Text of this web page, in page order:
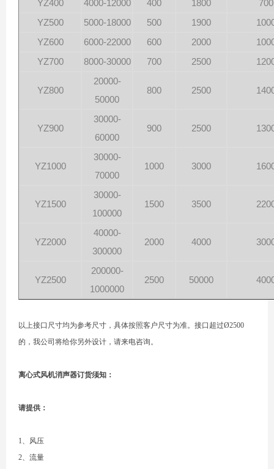
YZ400
4000-12000 400 1800
700
YZ500
5000-18000 500 1900
YZ600
6000-22000 600 2000
YZ700
8000-30000 700 2500
YZ800
20000-
50000
800 2500
YZ900
30000-
60000
900 2500
YZ1000
30000-
70000
1000 3000
YZ1500
30000-
100000
1500 3500
YZ2000
40000-
300000
2000 4000
YZ2500
200000-
1000000
2500 50000
以上接口尺寸均为参考尺寸，具体按照客户尺寸为准。接口超过Ø2500
的，我公司将给你另外设计，请来电咨询。
离心式风机消声器订货须知：
请提供：
1、风压
2、流量